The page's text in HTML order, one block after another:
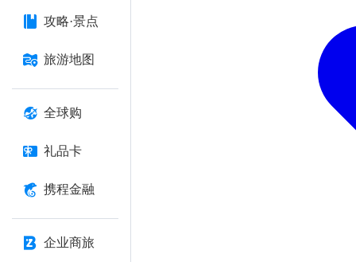
攻略·景点
旅游地图
全球购
礼品卡
携程金融
企业商旅